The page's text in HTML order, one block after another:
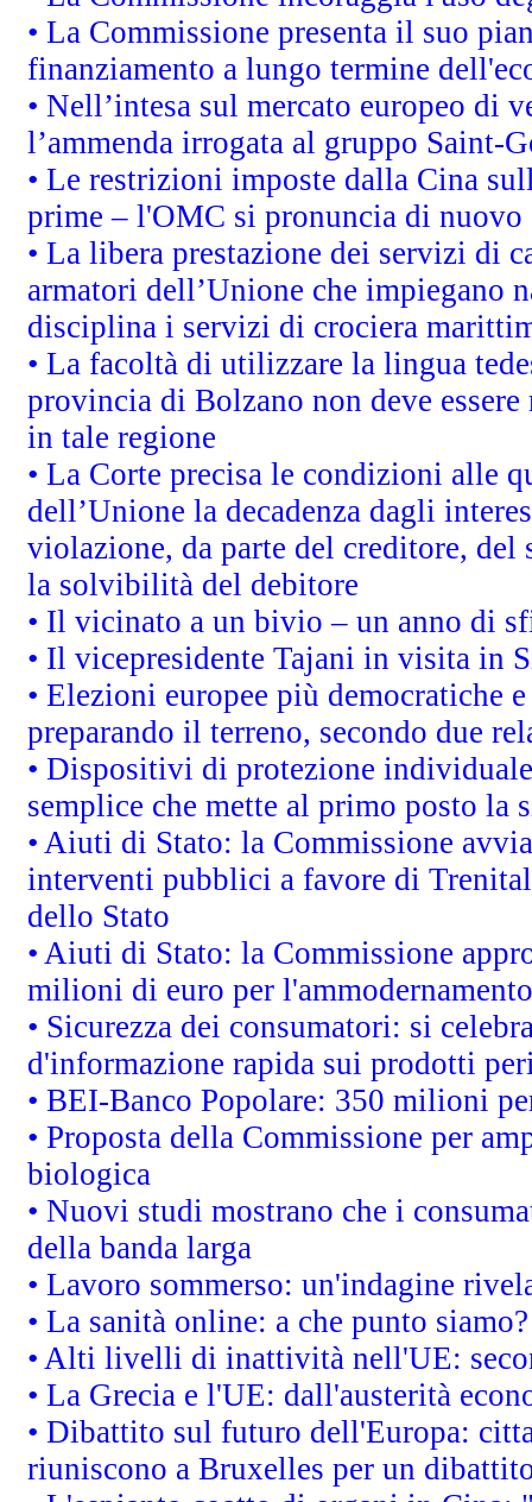
• La Commissione presenta il suo
finanziamento a lungo termine
• Nell’intesa sul mercato europeo
l’ammenda irrogata al gruppo
• Le restrizioni imposte dalla Cina
prime – l'OMC si pronuncia di
• La libera prestazione dei servizi di
armatori dell’Unione che impiegano
disciplina i servizi di crociera
• La facoltà di utilizzare la lingua
provincia di Bolzano non deve
in tale regione
• La Corte precisa le condizioni alle
dell’Unione la decadenza dagli
violazione, da parte del creditore,
la solvibilità del debitore
• Il vicinato a un bivio – un anno di
• Il vicepresidente Tajani in visita in
• Elezioni europee più democratiche
preparando il terreno, secondo due
• Dispositivi di protezione
semplice che mette al primo posto la
• Aiuti di Stato: la Commissione
interventi pubblici a favore di
dello Stato
• Aiuti di Stato: la Commissione
milioni di euro per
• Sicurezza dei consumatori: si
d'informazione rapida sui prodotti
• BEI-Banco Popolare: 350 milioni
• Proposta della Commissione per
biologica
• Nuovi studi mostrano che i
della banda larga
• Lavoro sommerso: un'indagine
• La sanità online: a che punto siamo?
• Alti livelli di inattività nell'UE:
• La Grecia e l'UE: dall'austerità
• Dibattito sul futuro dell'Europa:
riuniscono a Bruxelles per un